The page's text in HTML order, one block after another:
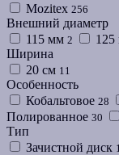
Mozitex 256
Внешний диаметр
115 мм 2
Ширина
20 см 11
Особенность
Кобальтовое 28
Полированное 30
Тип
Зачистной диск 1